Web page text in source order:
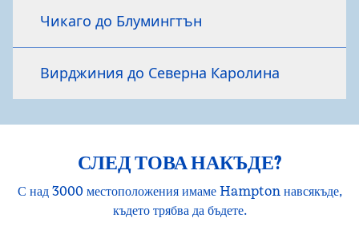
Чикаго до Блумингтън
Вирджиния до Северна Каролина
СЛЕД ТОВА НАКЪДЕ?
С над 3 000 местоположения имаме Hampton навсякъде,
където трябва да бъдете.